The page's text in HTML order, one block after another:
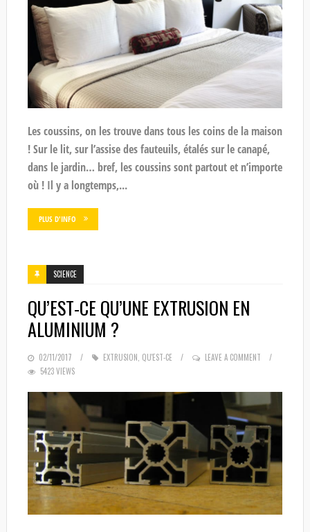
Les coussins, on les trouve dans tous les coins de la maison
! Sur le lit, sur l’assise des fauteuils, étalés sur le canapé,
dans le jardin… bref, les coussins sont partout et n’importe
où ! Il y a longtemps,...
PLUS D'INFO
SCIENCE
QU’EST-CE QU’UNE EXTRUSION EN
ALUMINIUM ?
POSTED
ON
02/11/2017 EXTRUSION QU'EST-CE
LEAVE A COMMENT
5423 VIEWS